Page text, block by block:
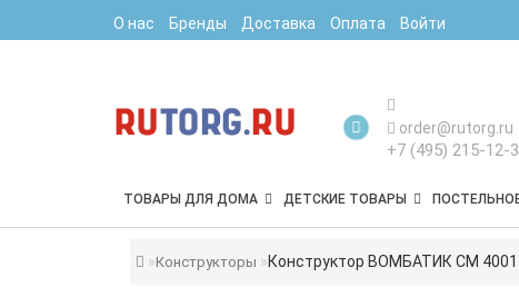
О нас Бренды Доставка Оплата Войти
order@rutorg.ru
+7 (495) 215-12-
ТОВАРЫ ДЛЯ ДОМА ДЕТСКИЕ ТОВАРЫ
Конструкторы Конструктор ВОМБАТИК СM 4001